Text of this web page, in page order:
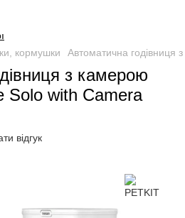
кормушки Автоматична годівниця
з камерою
Solo with Camera
відгук